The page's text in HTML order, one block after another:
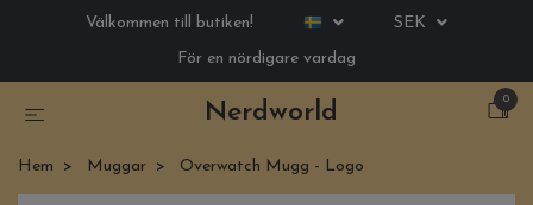
Välkommen till butiken!
SEK
För en nördigare vardag
Nerdworld
0
Hem Muggar Overwatch Mugg - Logo